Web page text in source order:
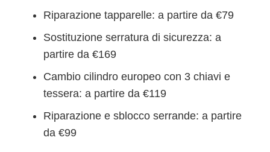
Riparazione tapparelle: a partire da €79
Sostituzione serratura di sicurezza: a
partire da €169
Cambio cilindro europeo con 3 chiavi e
tessera: a partire da €119
Riparazione e sblocco serrande: a partire
da €99